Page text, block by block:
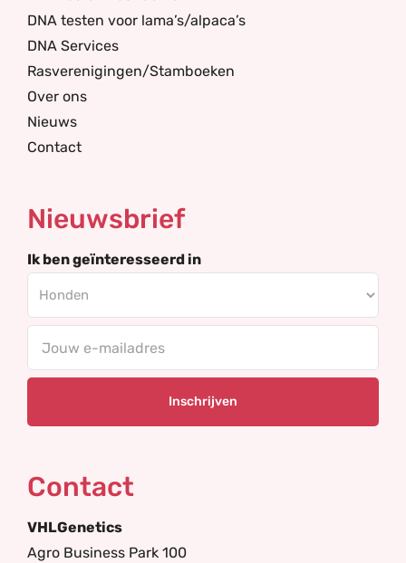
DNA testen voor lama’s/alpaca’s
DNA Services
Rasverenigingen/Stamboeken
Over ons
Nieuws
Contact
Nieuwsbrief
Ik ben geïnteresseerd in
Contact
VHLGenetics
Agro Business Park 100